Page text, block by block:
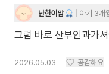
난한이맘 아기 3개
그럼 바로 산부인과가
2026.05.03 공감해요